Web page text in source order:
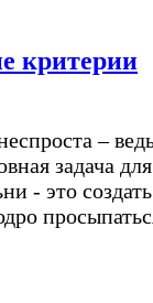
критерии
–
задача для
- это создать